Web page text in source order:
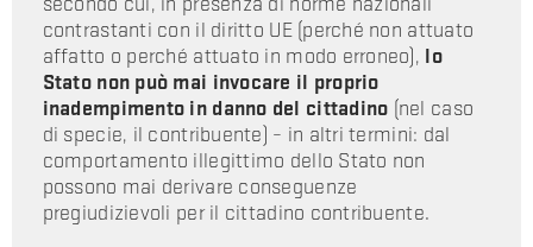
contrastanti con il diritto UE (perché non attuato
affatto o perché attuato in modo erroneo), lo
Stato non può mai invocare il proprio
inadempimento in danno del cittadino (nel caso
di specie, il contribuente) – in altri termini: dal
comportamento illegittimo dello Stato non
possono mai derivare conseguenze
pregiudizievoli per il cittadino contribuente.